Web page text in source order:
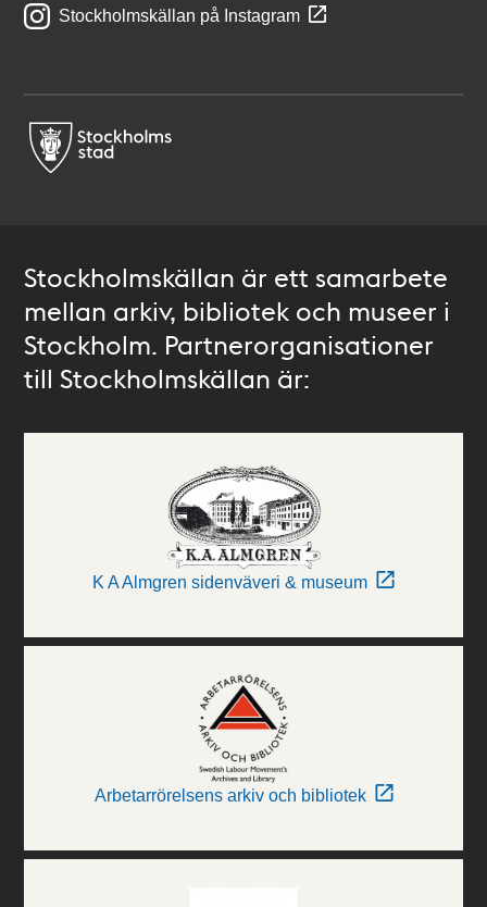
Stockholmskällan på Instagram
Stockholmskällan är ett samarbete
mellan arkiv, bibliotek och museer i
Stockholm. Partnerorganisationer
till Stockholmskällan är:
K A Almgren sidenväveri & museum
Arbetarrörelsens arkiv och bibliotek